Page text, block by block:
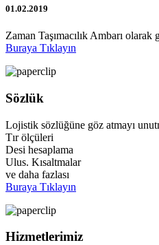
01.02.2019
Zaman Taşımacılık Ambarı
Buraya Tıklayın
Sözlük
Lojistik sözlüğüne göz atmayı
Tır ölçüleri
Desi hesaplama
Ulus. Kısaltmalar
ve daha fazlası
Buraya Tıklayın
Hizmetlerimiz